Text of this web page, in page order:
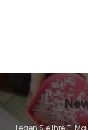
Legen Sie Ihre E-